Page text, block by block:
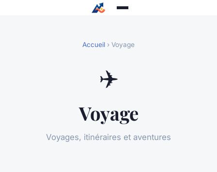
Accueil › Voyage
✈️
Voyage
Voyages, itinéraires et aventures